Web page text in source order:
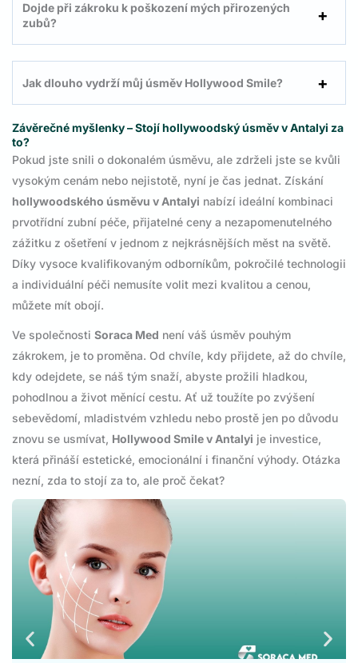
Dojde při zákroku k poškození mých přirozených
zubů?
Jak dlouho vydrží můj úsměv Hollywood Smile?
Závěrečné myšlenky – Stojí hollywoodský úsměv v Antalyi za
to?
Pokud jste snili o dokonalém úsměvu, ale zdrželi jste se kvůli
vysokým cenám nebo nejistotě, nyní je čas jednat. Získání
hollywoodského úsměvu v Antalyi nabízí ideální kombinaci
prvotřídní zubní péče, přijatelné ceny a nezapomenutelného
zážitku z ošetření v jednom z nejkrásnějších měst na světě.
Díky vysoce kvalifikovaným odborníkům, pokročilé technologii
a individuální péči nemusíte volit mezi kvalitou a cenou,
můžete mít obojí.
Ve společnosti Soraca Med není váš úsměv pouhým
zákrokem, je to proměna. Od chvíle, kdy přijdete, až do chvíle,
kdy odejdete, se náš tým snaží, abyste prožili hladkou,
pohodlnou a život měnící cestu. Ať už toužíte po zvýšení
sebevědomí, mladistvém vzhledu nebo prostě jen po důvodu
znovu se usmívat, Hollywood Smile v Antalyi je investice,
která přináší estetické, emocionální i finanční výhody. Otázka
nezní, zda to stojí za to, ale proč čekat?